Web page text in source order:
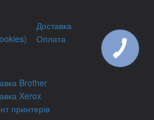
Доставка
Оплата
Brother
Xerox
принтерів
КНОПКА
ЗВ'ЯЗКУ